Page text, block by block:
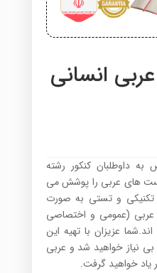
انسانی
داوطلبان کنکور رشته
های عربی را پوشش می
تکنیکی و تستی به صورت
(عمومی و اختصاصی
عزیزان با تهیه این
بی نیاز خواهید شد و عربی
یاد خواهید گرفت.